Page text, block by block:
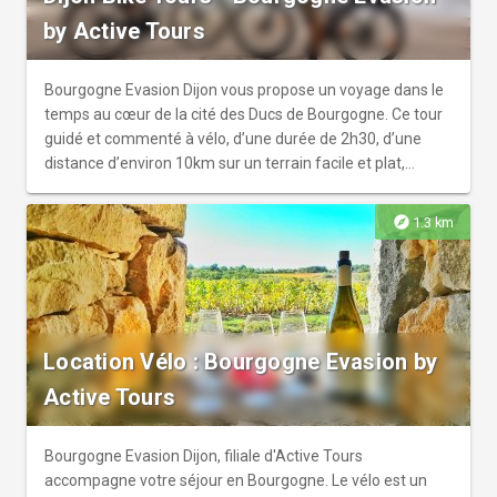
notre base principale.
by Active Tours
Bourgogne Evasion Dijon vous propose un voyage dans le
temps au cœur de la cité des Ducs de Bourgogne. Ce tour
guidé et commenté à vélo, d’une durée de 2h30, d’une
distance d’environ 10km sur un terrain facile et plat,
Laissez-vous guider par notre guide local dans le dédale
des rues pittoresques du centre historique. Vous partirez à
la découverte des lieux incontournables comme la place
Darcy, la place de la libération, la mystérieuse Chouette,
les hôtels particuliers dijonnais, le lac Kir, le canal de
Bourgogne… Et après l’effort…le réconfort bien sûr… En fin
de parcours, nous marquerons une pause gourmande au
cours de laquelle vous pourrez apprécier la fameuse
nonette dijonnaise accompagnée de son fameux
breuvage local. Alors n’attendez plus, venez découvrir ou
redécouvrir Dijon, on vous attend ! Inclus dans ce tour : vélo
+ casque + guide + dégustation produits locaux. Les
explore 1.3 km
Location Vélo : Bourgogne Evasion by
Active Tours
Bourgogne Evasion Dijon, filiale d'Active Tours
accompagne votre séjour en Bourgogne. Le vélo est un